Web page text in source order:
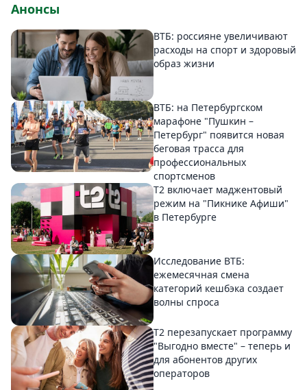
Анонсы
ВТБ: россияне увеличивают
расходы на спорт и здоровый
образ жизни
ВТБ: на Петербургском
марафоне "Пушкин –
Петербург" появится новая
беговая трасса для
профессиональных
спортсменов
Т2 включает маджентовый
режим на "Пикнике Афиши"
в Петербурге
Исследование ВТБ:
ежемесячная смена
категорий кешбэка создает
волны спроса
Т2 перезапускает программу
"Выгодно вместе" – теперь и
для абонентов других
операторов